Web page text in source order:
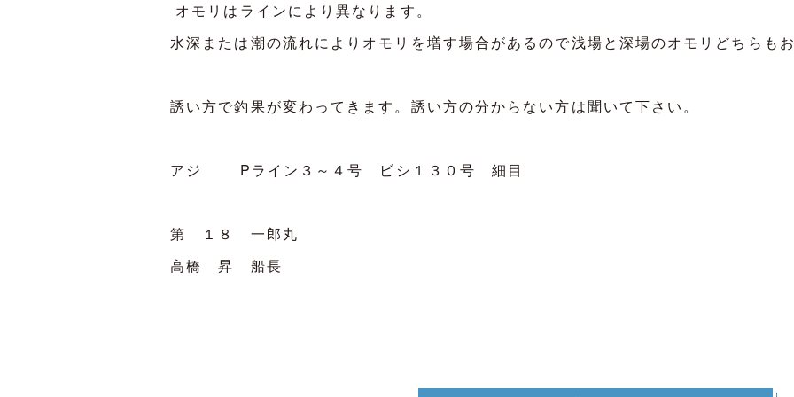
オモリはラインにより異なります。
水深または潮の流れによりオモリを増す場合があるので浅場と深場のオモリどちらもお
誘い方で釣果が変わってきます。誘い方の分からない方は聞いて下さい。
アジ Pライン３～４号 ビシ１３０号 細目
第 １８ 一郎丸
高橋 昇 船長